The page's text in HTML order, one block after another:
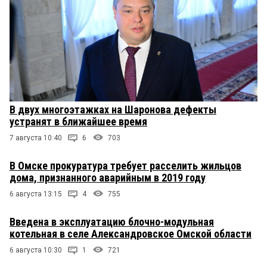
В двух многоэтажках на Шаронова дефекты
устранят в ближайшее время
7 августа 10:40 6 703
В Омске прокуратура требует расселить жильцов
дома, признанного аварийным в 2019 году
6 августа 13:15 4 755
Введена в эксплуатацию блочно-модульная
котельная в селе Александровское Омской области
6 августа 10:30 1 721